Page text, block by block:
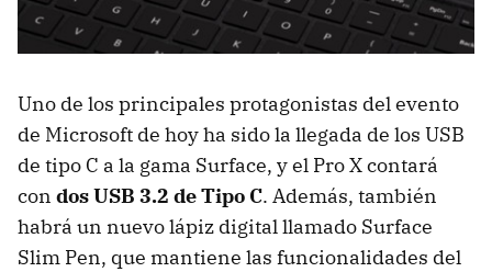
Uno de los principales protagonistas del evento
de Microsoft de hoy ha sido la llegada de los USB
de tipo C a la gama Surface, y el Pro X contará
con dos USB 3.2 de Tipo C. Además, también
habrá un nuevo lápiz digital llamado Surface
Slim Pen, que mantiene las funcionalidades del